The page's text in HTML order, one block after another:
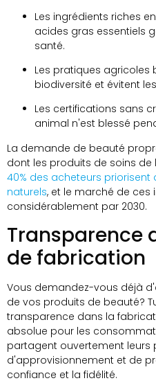
Les ingrédients riches
acides gras essentiels
santé.
Les pratiques agricoles
biodiversité et évitent
Les certifications sans
animal n'est blessé
La demande de beauté
dont les produits de soins
40% des acheteurs
naturels, et le marché de ces
considérablement par 2030.
Transparence
de fabrication
Vous demandez-vous déjà
de vos produits de beauté?
transparence dans la
absolue pour les
partagent ouvertement leurs
d'approvisionnement et de
confiance et la fidélité.